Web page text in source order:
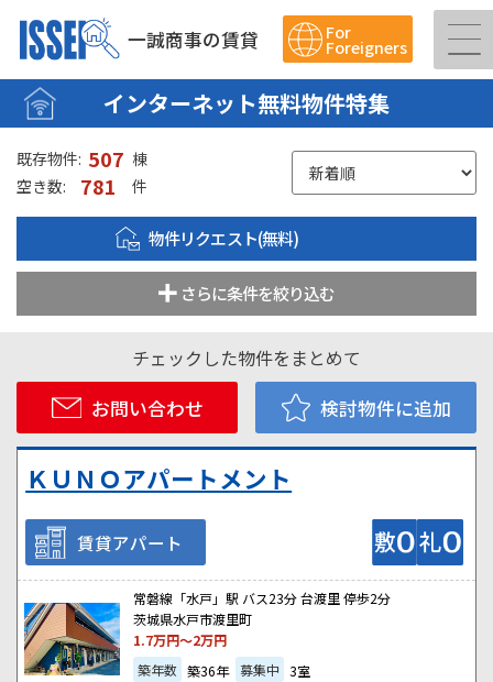
一誠商事の賃貸 For
Foreigners
インターネット無料物件特集
既存物件: 507 棟
空き数:
781 件
物件リクエスト(無料)
さらに条件を絞り込む
チェックした物件をまとめて
お問い合わせ
検討物件に追加
ＫＵＮＯアパートメント
賃貸アパート
常磐線「水戸」駅 バス23分 台渡里 停歩2分
茨城県水戸市渡里町
1.7万円～2万円
築年数 築36年 募集中 3室